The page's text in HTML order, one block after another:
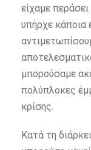
είχαμε
υπήρχε κάποια
μπορούσαμε
πολύπλοκες
κρίσης.
Κατά τη